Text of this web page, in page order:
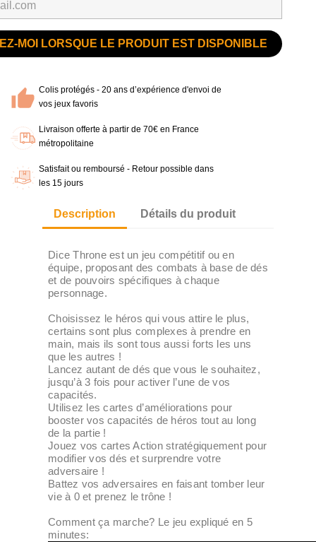
MOI LORSQUE LE PRODUIT EST DISPONIBLE
Colis protégés - 20 ans d’expérience d'envoi de
vos jeux favoris
Livraison offerte à partir de 70€ en France
métropolitaine
Satisfait ou remboursé - Retour possible dans
les 15 jours
Description Détails du produit
Dice Throne est un jeu compétitif ou en
équipe, proposant des combats à base de dés
et de pouvoirs spécifiques à chaque
personnage.
Choisissez le héros qui vous attire le plus,
certains sont plus complexes à prendre en
main, mais ils sont tous aussi forts les uns
que les autres !
Lancez autant de dés que vous le souhaitez,
jusqu’à 3 fois pour activer l’une de vos
capacités.
Utilisez les cartes d’améliorations pour
booster vos capacités de héros tout au long
de la partie !
Jouez vos cartes Action stratégiquement pour
modifier vos dés et surprendre votre
adversaire !
Battez vos adversaires en faisant tomber leur
vie à 0 et prenez le trône !
Comment ça marche? Le jeu expliqué en 5
minutes: